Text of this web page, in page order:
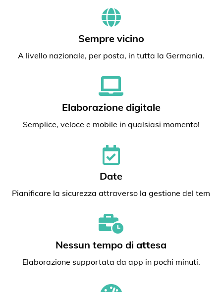
Sempre vicino
A livello nazionale, per posta, in tutta la Germania.
Elaborazione digitale
Semplice, veloce e mobile in qualsiasi momento!
Date
Pianificare la sicurezza attraverso la gestione del tem
Nessun tempo di attesa
Elaborazione supportata da app in pochi minuti.